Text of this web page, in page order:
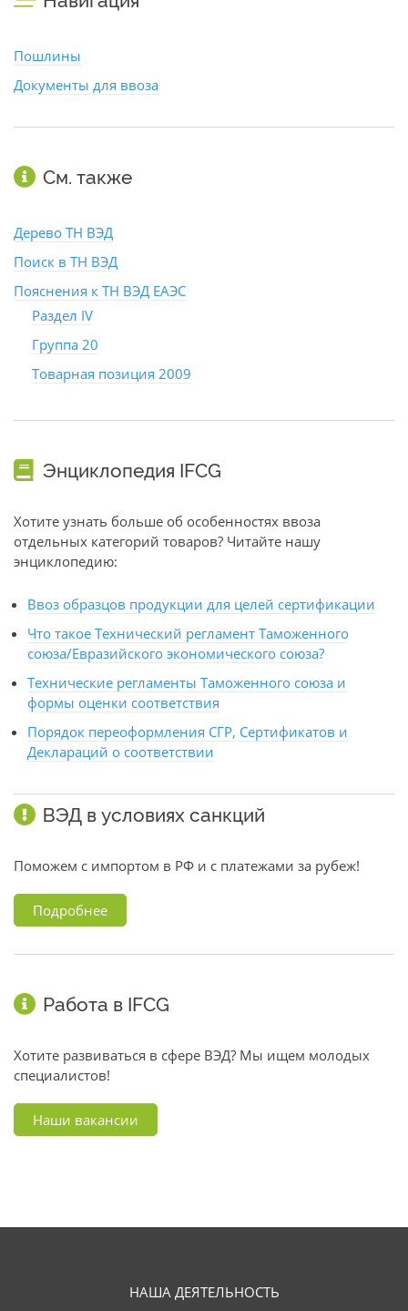
Пошлины
Документы для ввоза
См. также
Дерево ТН ВЭД
Поиск в ТН ВЭД
Пояснения к ТН ВЭД ЕАЭС
Раздел IV
Группа 20
Товарная позиция 2009
Энциклопедия IFCG
Хотите узнать больше об особенностях ввоза
отдельных категорий товаров? Читайте нашу
энциклопедию:
Ввоз образцов продукции для целей сертификации
Что такое Технический регламент Таможенного
союза/Евразийского экономического союза?
Технические регламенты Таможенного союза и
формы оценки соответствия
Порядок переоформления СГР, Сертификатов и
Деклараций о соответствии
ВЭД в условиях санкций
Поможем с импортом в РФ и с платежами за рубеж!
Подробнее
Работа в IFCG
Хотите развиваться в сфере ВЭД? Мы ищем молодых
специалистов!
Наши вакансии
НАША ДЕЯТЕЛЬНОСТЬ